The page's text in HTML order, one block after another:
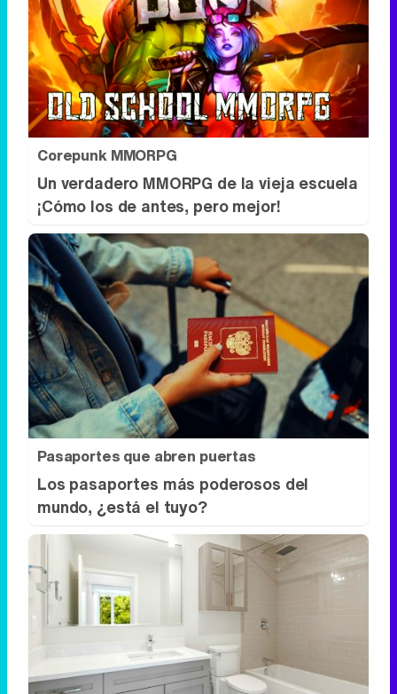
Corepunk MMORPG
Un verdadero MMORPG de la vieja escuela
¡Cómo los de antes, pero mejor!
Pasaportes que abren puertas
Los pasaportes más poderosos del
mundo, ¿está el tuyo?